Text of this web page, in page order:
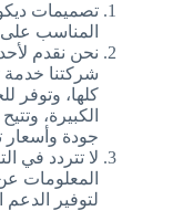
تصميمات
المناسب
نحن نقدم
شركتنا خدمة
كلها، وتوفر
الكبيرة،
جودة وأسعار
لا تتردد في
المعلومات
لتوفير